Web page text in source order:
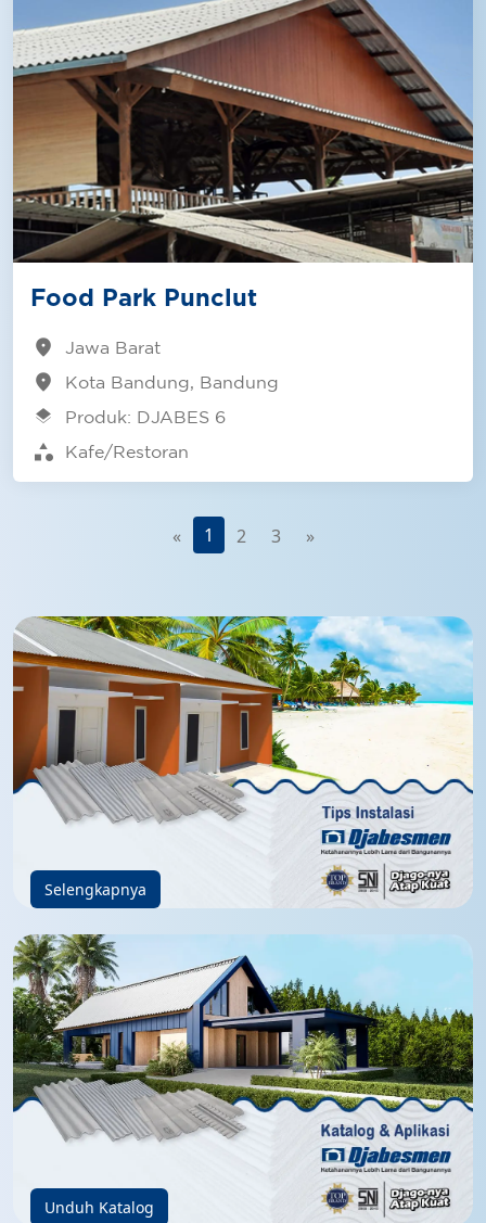
Food Park Punclut
location_on Jawa Barat
location_on Kota Bandung, Bandung
layers Produk: DJABES 6
category Kafe/Restoran
« 1 2 3 »
Selengkapnya
Unduh Katalog